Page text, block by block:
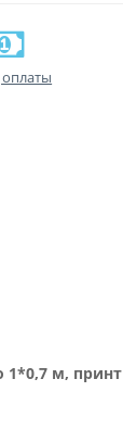
1*0,7 м, принт